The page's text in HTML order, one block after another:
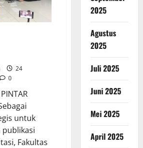
24
0
untuk
publikasi
Fakultas
2025
Agustus
2025
Juli 2025
Juni 2025
Mei 2025
April 2025